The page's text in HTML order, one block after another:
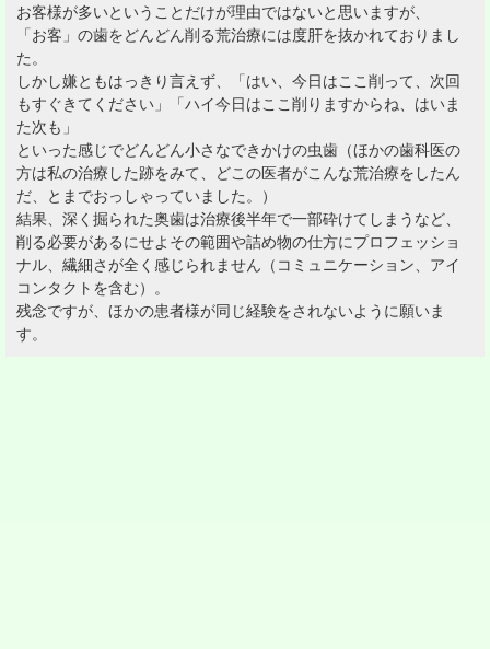
お客様が多いということだけが理由ではないと思いますが、
「お客」の歯をどんどん削る荒治療には度肝を抜かれておりまし
た。
しかし嫌ともはっきり言えず、「はい、今日はここ削って、次回
もすぐきてください」「ハイ今日はここ削りますからね、はいま
た次も」
といった感じでどんどん小さなできかけの虫歯（ほかの歯科医の
方は私の治療した跡をみて、どこの医者がこんな荒治療をしたん
だ、とまでおっしゃっていました。）
結果、深く掘られた奥歯は治療後半年で一部砕けてしまうなど、
削る必要があるにせよその範囲や詰め物の仕方にプロフェッショ
ナル、繊細さが全く感じられません（コミュニケーション、アイ
コンタクトを含む）。
残念ですが、ほかの患者様が同じ経験をされないように願いま
す。